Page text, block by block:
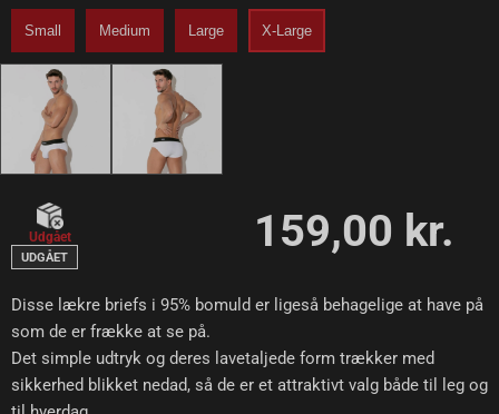
Small Medium Large X-Large
Udgået
UDGÅET
159,00 kr.
Disse lækre briefs i 95% bomuld er ligeså behagelige at have på
som de er frække at se på.
Det simple udtryk og deres lavetaljede form trækker med
sikkerhed blikket nedad, så de er et attraktivt valg både til leg og